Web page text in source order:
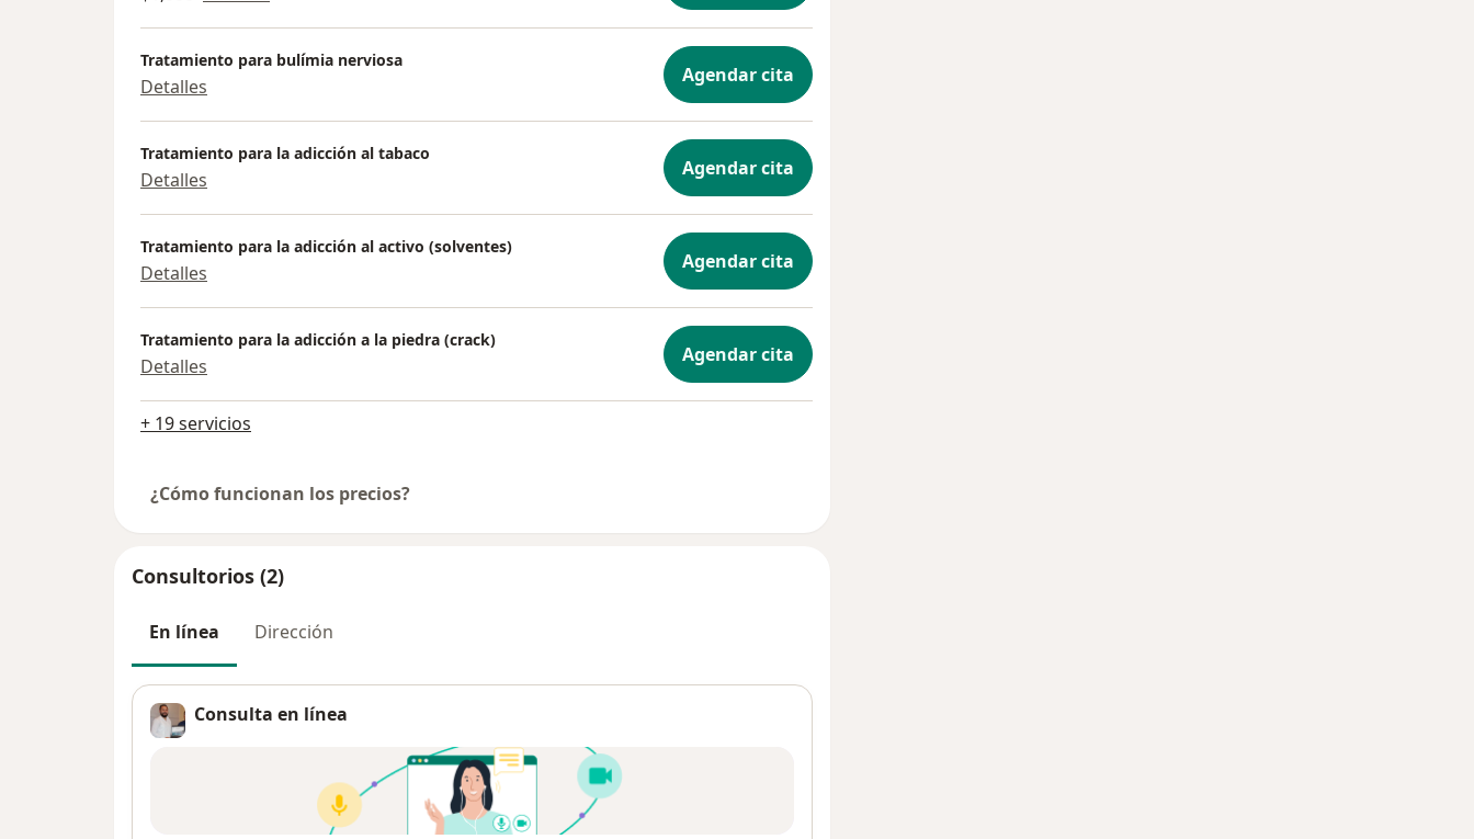
Tratamiento para bulímia nerviosa
Detalles Agendar cita
Tratamiento para la adicción al tabaco
Detalles Agendar cita
Tratamiento para la adicción al activo (solventes)
Detalles Agendar cita
Tratamiento para la adicción a la piedra (crack)
Detalles Agendar cita
+ 19 servicios
¿Cómo funcionan los precios?
Consultorios (2)
En línea Dirección
Consulta en línea